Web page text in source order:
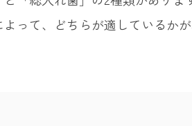
って、どちらが適しているかが